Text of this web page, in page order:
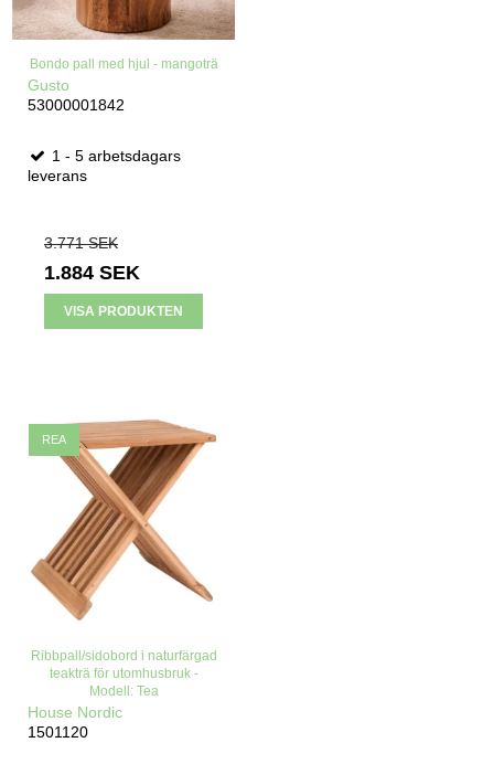
Bondo pall med hjul - mangoträ
Gusto
53000001842
1 - 5 arbetsdagars
leverans
3.771 SEK
1.884 SEK
VISA PRODUKTEN
REA
Ribbpall/sidobord i naturfärgad
teakträ för utomhusbruk -
Modell: Tea
House Nordic
1501120